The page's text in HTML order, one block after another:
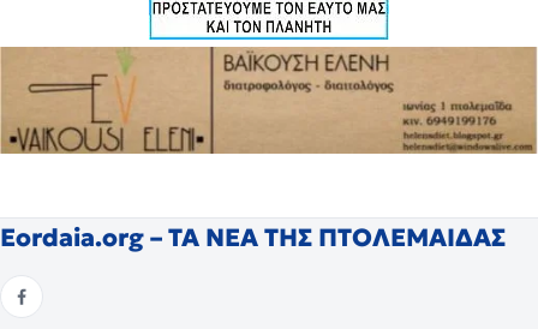
Eordaia.org – ΤΑ ΝΕΑ ΤΗΣ ΠΤΟΛΕΜΑΙΔΑΣ